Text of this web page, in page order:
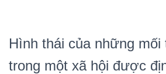
Hình thái của những
trong một xã hội được